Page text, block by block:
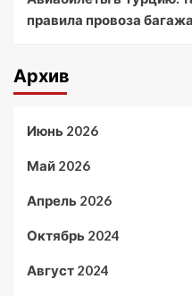
правила провоза багажа
Архив
Июнь 2026
Май 2026
Апрель 2026
Октябрь 2024
Август 2024